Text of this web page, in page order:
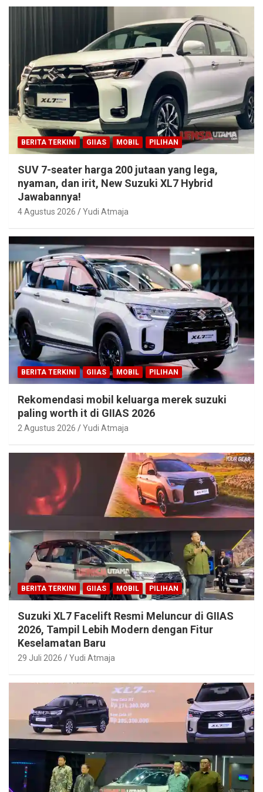
BERITA TERKINI GIIAS MOBIL PILIHAN
SUV 7-seater harga 200 jutaan yang lega,
nyaman, dan irit, New Suzuki XL7 Hybrid
Jawabannya!
4 Agustus 2026 Yudi Atmaja
BERITA TERKINI GIIAS MOBIL PILIHAN
Rekomendasi mobil keluarga merek suzuki
paling worth it di GIIAS 2026
2 Agustus 2026 Yudi Atmaja
BERITA TERKINI GIIAS MOBIL PILIHAN
Suzuki XL7 Facelift Resmi Meluncur di GIIAS
2026, Tampil Lebih Modern dengan Fitur
Keselamatan Baru
29 Juli 2026 Yudi Atmaja